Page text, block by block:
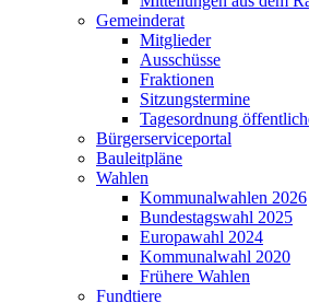
Gemeinderat
Mitglieder
Ausschüsse
Fraktionen
Sitzungstermine
Tagesordnung
Bürgerserviceportal
Bauleitpläne
Wahlen
Kommunalwahlen 2026
Bundestagswahl 2025
Europawahl 2024
Kommunalwahl 2020
Frühere Wahlen
Fundtiere